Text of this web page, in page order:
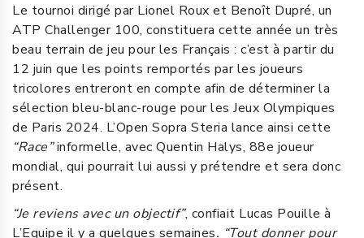
Le tournoi dirigé par Lionel Roux et Benoît Dupré, un
ATP Challenger 100, constituera cette année un très
beau terrain de jeu pour les Français : c’est à partir du
12 juin que les points remportés par les joueurs
tricolores entreront en compte afin de déterminer la
sélection bleu-blanc-rouge pour les Jeux Olympiques
de Paris 2024. L’Open Sopra Steria lance ainsi cette
“Race”informelle, avec Quentin Halys, 88e joueur
mondial, qui pourrait lui aussi y prétendre et sera donc
présent.
“Je reviens avec un objectif”, confiait Lucas Pouille à
L’Equipe il y a quelques semaines. “Tout donner pour